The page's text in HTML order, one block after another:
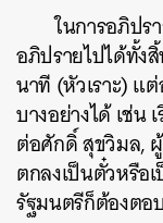
ในการอภิป
อภิปรายไปได้ทั้ง
นาที (หัวเราะ) แ
บางอย่างได้ เช่
ต่อศักดิ์ สุขวิมล,
ตกลงเป็นตั๋วหรือ
รัฐมนตรีก็ต้องตอ